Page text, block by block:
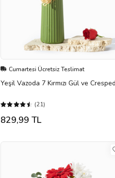
Cumartesi Ücretsiz Teslimat
Yeşil Vazoda 7 Kırmızı Gül ve
(21)
829,99 TL